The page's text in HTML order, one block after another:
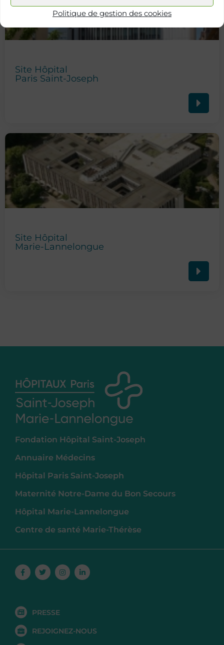
Politique de gestion des cookies
Site Hôpital
Paris Saint-Joseph
Site Hôpital
Marie-Lannelongue
Fondation Hôpital Saint-Joseph
Annuaire Médecins
Hôpital Paris Saint-Joseph
Maternité Notre-Dame du Bon Secours
Hôpital Marie-Lannelongue
Centre de santé Marie-Thérèse
Facebook-
f
TwitterInstagramLinkedin-
in
PRESSE
REJOIGNEZ-NOUS